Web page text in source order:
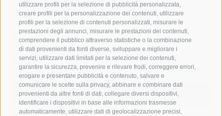
utilizzare profili per la selezione di pubblicità personalizzata,
creare profili per la personalizzazione dei contenuti, utilizzare
profili per la selezione di contenuti personalizzati, misurare le
prestazioni degli annunci, misurare le prestazioni dei contenuti,
comprendere il pubblico attraverso statistiche o la combinazione
di dati provenienti da fonti diverse, sviluppare e migliorare i
servizi, utilizzare dati limitati per la selezione dei contenuti,
garantire la sicurezza, prevenire e rilevare frodi, correggere errori,
erogare e presentare pubblicità e contenuto, salvare e
comunicare le scelte sulla privacy, abbinare e combinare dati
provenienti da altre fonti di dati, collegare diversi dispositivi,
identificare i dispositivi in base alle informazioni trasmesse
automaticamente, utilizzare dati di geolocalizzazione precisi,
Punti di interesse
Punti di ristoro
Avvia Anteprima Flyover Interrompi
Anteprima Flyover